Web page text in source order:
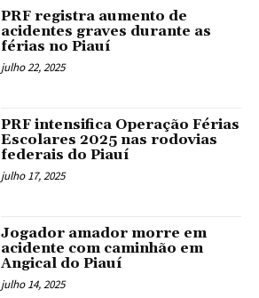
PRF registra aumento de
acidentes graves durante as
férias no Piauí
julho 22, 2025
PRF intensifica Operação Férias
Escolares 2025 nas rodovias
federais do Piauí
julho 17, 2025
Jogador amador morre em
acidente com caminhão em
Angical do Piauí
julho 14, 2025